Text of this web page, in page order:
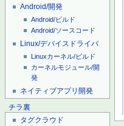
Android/開発
Android/ビルド
Android/ソースコード
Linux/デバイスドライバ
Linuxカーネル/ビルド
カーネルモジュール/開
発
ネイティブアプリ開発
チラ裏
タグクラウド